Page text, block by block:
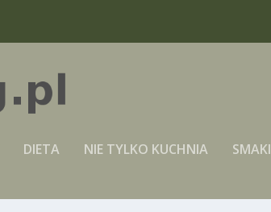
DIETA NIE TYLKO KUCHNIA SMAKI